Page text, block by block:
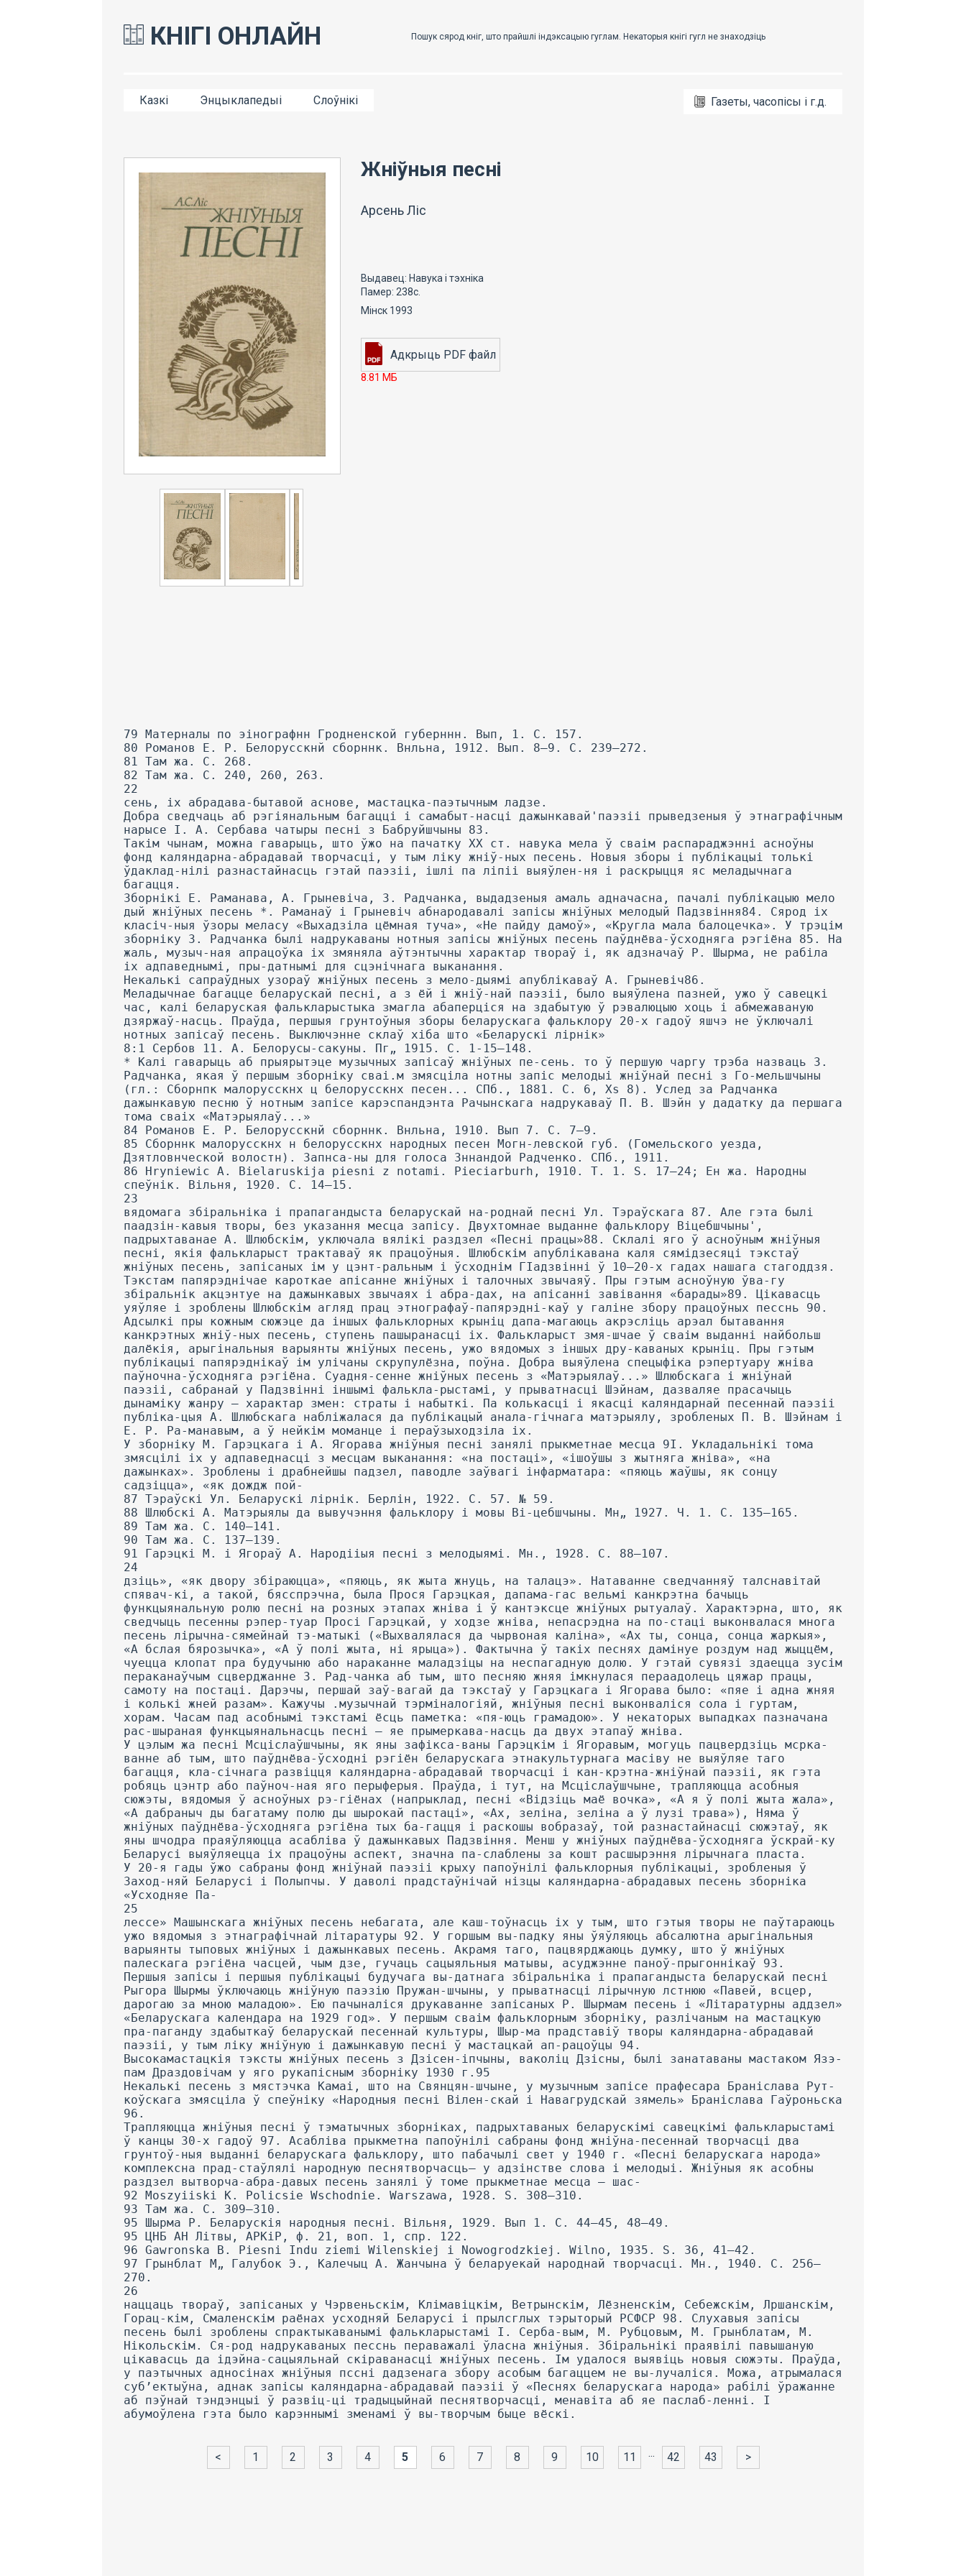
КНІГІ ОНЛАЙН
Казкі Энцыклапедыі Слоўнікі Газеты, часопісы і г.д.
Жніўныя песні
Арсень Ліс
Выдавец: Навука і тэхніка
Памер: 238с.
Мінск 1993
8.81 МБ
79 Матерналы по эінографнн Гродненской губерннн. Вып, 1. С. 157.
80 Романов Е. Р. Белорусскнй сборннк. Внльна, 1912. Вып. 8—9. С. 239—272.
81 Там жа. С. 268.
82 Там жа. С. 240, 260, 263.
22
сень, іх абрадава-бытавой аснове, мастацка-паэтычным ладзе.
Добра сведчаць аб рэгіянальным багацці і самабыт-насці дажынкавай'паэзіі прыведзеныя ў этнаграфічным
нарысе I. А. Сербава чатыры песні з Бабруйшчыны 83.
Такім чынам, можна гаварыць, што ўжо на пачатку XX ст. навука мела ў сваім распараджэнні асноўны
фонд каляндарна-абрадавай творчасці, у тым ліку жніў-ных песень. Новыя зборы і публікацыі толькі
ўдаклад-нілі разнастайнасць гэтай паэзіі, ішлі па ліпіі выяўлен-ня і раскрыцця яс меладычнага
багацця.
Зборнікі Е. Раманава, А. Грыневіча, 3. Радчанка, выдадзеныя амаль адначасна, пачалі публікацыю мело
дый жніўных песень *. Раманаў і Грыневіч абнародавалі запісы жніўных мелодый Падзвіння84. Сярод іх
класіч-ныя ўзоры меласу «Выхадзіла цёмная туча», «Не пайду дамоў», «Кругла мала балоцечка». У трэцім
зборніку 3. Радчанка былі надрукаваны нотныя запісы жніўных песень паўднёва-ўсходняга рэгіёна 85. На
жаль, музыч-ная апрацоўка іх змяняла аўтэнтычны характар твораў і, як адзначаў Р. Шырма, не рабіла
іх адпаведнымі, пры-датнымі для сцэнічнага выканання.
Некалькі сапраўдных узораў жніўных песень з мело-дыямі апублікаваў А. Грыневіч86.
Меладычнае багацце беларускай песні, а з ёй і жніў-най паэзіі, было выяўлена пазней, ужо ў савецкі
час, калі беларуская фалькларыстыка змагла абаперціся на здабытую ў рэвалюцыю хоць і абмежаваную
дзяржаў-насць. Праўда, першыя грунтоўныя зборы беларускага фальклору 20-х гадоў яшчэ не ўключалі
нотных запісаў песень. Выключэнне склаў хіба што «Беларускі лірнік»
8:1 Сербов 11. А. Белорусы-сакуны. Пг„ 1915. С. 1-15—148.
* Калі гаварыць аб прыярытэце музычных запісаў жніўных пе-сень. то ў першую чаргу трэба назваць 3.
Радчанка, якая ў першым зборніку сваі.м змясціла нотны запіс мелодыі жніўнай песні з Го-мельшчыны
(гл.: Сборнпк малорусскнх ц белорусскнх песен... СПб., 1881. С. 6, Xs 8). Услед за Радчанка
дажынкавую песню ў нотным запісе карэспандэнта Рачынскага надрукаваў П. В. Шэйн у дадатку да першага
тома сваіх «Матэрыялаў...»
84 Романов Е. Р. Белорусскнй сборннк. Внльна, 1910. Вып 7. С. 7—9.
85 Сборннк малорусскнх н белорусскнх народных песен Могн-левской губ. (Гомельского уезда,
Дзятловнческой волостн). Запнса-ны для голоса Зннандой Радченко. СПб., 1911.
86 Hryniewic A. Bielaruskija piesni z notami. Pieciarburh, 1910. T. 1. S. 17—24; Ен жа. Народны
спеўнік. Вільня, 1920. С. 14—15.
23
вядомага збіральніка і прапагандыста беларускай на-роднай песні Ул. Тэраўскага 87. Але гэта былі
паадзін-кавыя творы, без указання месца запісу. Двухтомнае выданне фальклору Віцебшчыны',
падрыхтаванае А. Шлюбскім, уключала вялікі раздзел «Песні працы»88. Склалі яго ў асноўным жніўныя
песні, якія фалькларыст трактаваў як працоўныя. Шлюбскім апублікавана каля сямідзесяці тэкстаў
жніўных песень, запісаных ім у цэнт-ральным і ўсходнім ГІадзвінні ў 10—20-х гадах нашага стагоддзя.
Тэкстам папярэднічае кароткае апісанне жніўных і талочных звычаяў. Пры гэтым асноўную ўва-гу
збіральнік акцэнтуе на дажынкавых звычаях і абра-дах, на апісанні завівання «барады»89. Цікавасць
уяўляе і зроблены Шлюбскім агляд прац этнографаў-папярэдні-каў у галіне збору працоўных песснь 90.
Адсылкі пры кожным сюжэце да іншых фальклорных крыніц дапа-магаюць акрэсліць арэал бытавання
канкрэтных жніў-ных песень, ступень пашыранасці іх. Фалькларыст змя-шчае ў сваім выданні найбольш
далёкія, арыгінальныя варыянты жніўных песень, ужо вядомых з іншых дру-каваных крыніц. Пры гэтым
публікацыі папярэднікаў ім улічаны скрупулёзна, поўна. Добра выяўлена спецыфіка рэпертуару жніва
паўночна-ўсходняга рэгіёна. Суадня-сенне жніўных песень з «Матэрыялаў...» Шлюбскага і жніўнай
паэзіі, сабранай у Падзвінні іншымі фалькла-рыстамі, у прыватнасці Шэйнам, дазваляе прасачыць
дынаміку жанру — характар змен: страты і набыткі. Па колькасці і якасці каляндарнай песеннай паэзіі
публіка-цыя А. Шлюбскага набліжалася да публікацый анала-гічнага матэрыялу, зробленых П. В. Шэйнам і
Е. Р. Ра-манавым, а ў нейкім моманце і пераўзыходзіла іх.
У зборніку М. Гарэцкага і А. Ягорава жніўныя песні занялі прыкметнае месца 9І. Укладальнікі тома
змясцілі іх у адпаведнасці з месцам выканання: «на постаці», «ішоўшы з жытняга жніва», «на
дажынках». Зроблены і драбнейшы падзел, паводле заўвагі інфарматара: «пяюць жаўшы, як сонцу
садзіцца», «як дождж пой-
87 Тэраўскі Ул. Беларускі лірнік. Берлін, 1922. С. 57. № 59.
88 Шлюбскі А. Матэрыялы да вывучэння фальклору і мовы Ві-цебшчыны. Мн„ 1927. Ч. 1. С. 135—165.
89 Там жа. С. 140—141.
90 Там жа. С. 137—139.
91 Гарэцкі М. і Ягораў А. Народііыя песні з мелодыямі. Мн., 1928. С. 88—107.
24
дзіць», «як двору збіраюцца», «пяюць, як жыта жнуць, на талацэ». Натаванне сведчанняў талснавітай
спявач-кі, а такой, бясспрэчна, была Прося Гарэцкая, дапама-гас вельмі канкрэтна бачыць
функцыянальную ролю песні на розных этапах жніва і ў кантэксце жніўных рытуалаў. Характэрна, што, як
сведчыць песенны рэпер-туар Просі Гарэцкай, у ходзе жніва, непасрэдна на по-стаці выконвалася многа
песень лірычна-сямейнай тэ-матыкі («Выхвалялася да чырвоная каліна», «Ах ты, сонца, сонца жаркыя»,
«А бслая бярозычка», «А ў полі жыта, ні ярыца»). Фактычна ў такіх песнях дамінуе роздум над жыццём,
чуецца клопат пра будучыню або нараканне маладзіцы на неспагадную долю. У гэтай сувязі здаецца зусім
пераканаўчым сцверджанне 3. Рад-чанка аб тым, што песняю жняя імкнулася пераадолець цяжар працы,
самоту на постаці. Дарэчы, першай заў-вагай да тэкстаў у Гарэцкага і Ягорава было: «пяе і адна жняя
і колькі жней разам». Кажучы .музычнай тэрміналогіяй, жніўныя песні выконваліся сола і гуртам,
хорам. Часам пад асобнымі тэкстамі ёсць паметка: «пя-юць грамадою». У некаторых выпадках пазначана
рас-шыраная функцыянальнасць песні — яе прымеркава-насць да двух этапаў жніва.
У цэлым жа песні Мсціслаўшчыны, як яны зафікса-ваны Гарэцкім і Ягоравым, могуць пацвердзіць мсрка-
ванне аб тым, што паўднёва-ўсходні рэгіён беларускага этнакультурнага масіву не выяўляе таго
багацця, кла-січнага развіцця каляндарна-абрадавай творчасці і кан-крэтна-жніўнай паэзіі, як гэта
робяць цэнтр або паўноч-ная яго перыферыя. Праўда, і тут, на Мсціслаўшчыне, трапляюцца асобныя
сюжэты, вядомыя ў асноўных рэ-гіёнах (напрыклад, песні «Відзіць маё вочка», «А я ў полі жыта жала»,
«А дабраныч ды багатаму полю ды шырокай пастаці», «Ах, зеліна, зеліна а ў лузі трава»), Няма ў
жніўных паўднёва-ўсходняга рэгіёна тых ба-гацця і раскошы вобразаў, той разнастайнасці сюжэтаў, як
яны шчодра праяўляюцца асабліва ў дажынкавых Падзвіння. Менш у жніўных паўднёва-ўсходняга ўскрай-ку
Беларусі выяўляецца іх працоўны аспект, значна па-слаблены за кошт расшырэння лірычнага пласта.
У 20-я гады ўжо сабраны фонд жніўнай паэзіі крыху папоўнілі фальклорныя публікацыі, зробленыя ў
Заход-няй Беларусі і Полыпчы. У даволі прадстаўнічай нізцы каляндарна-абрадавых песень зборніка
«Усходняе Па-
25
лессе» Машынскага жніўных песень небагата, але каш-тоўнасць іх у тым, што гэтыя творы не паўтараюць
ужо вядомыя з этнаграфічнай літаратуры 92. У горшым вы-падку яны ўяўляюць абсалютна арыгінальныя
варыянты тыповых жніўных і дажынкавых песень. Акрамя таго, пацвярджаюць думку, што ў жніўных
палескага рэгіёна часцей, чым дзе, гучаць сацыяльныя матывы, асуджэнне паноў-прыгоннікаў 93.
Першыя запісы і першыя публікацыі будучага вы-датнага збіральніка і прапагандыста беларускай песні
Рыгора Шырмы ўключаюць жніўную паэзію Пружан-шчыны, у прыватнасці лірычную лстнюю «Павей, всцер,
дарогаю за мною маладою». Ею пачыналіся друкаванне запісаных Р. Шырмам песень і «Літаратурны аддзел»
«Беларускага календара на 1929 год». У першым сваім фальклорным зборніку, разлічаным на мастацкую
пра-паганду здабыткаў беларускай песеннай культуры, Шыр-ма прадставіў творы каляндарна-абрадавай
паэзіі, у тым ліку жніўную і дажынкавую песні ў мастацкай ап-рацоўцы 94.
Высокамастацкія тэксты жніўных песень з Дзісен-іпчыны, ваколіц Дзісны, былі занатаваны мастаком Язэ-
пам Драздовічам у яго рукапісным зборніку 1930 г.95
Некалькі песень з мястэчка Камаі, што на Свянцян-шчыне, у музычным запісе прафесара Браніслава Рут-
коўскага змясціла ў спеўніку «Народныя песні Вілен-скай і Навагрудскай зямель» Браніслава Гаўроньска
96.
Трапляюцца жніўныя песні ў тэматычных зборніках, падрыхтаваных беларускімі савецкімі фалькларыстамі
ў канцы 30-х гадоў 97. Асабліва прыкметна папоўнілі сабраны фонд жніўна-песеннай творчасці два
грунтоў-ныя выданні беларускага фальклору, што пабачылі свет у 1940 г. «Песні беларускага народа»
комплексна прад-стаўлялі народную песнятворчасць— у адзінстве слова і мелодыі. Жніўныя як асобны
раздзел вытворча-абра-давых песень занялі ў томе прыкметнае месца — шас-
92 Moszyiiski К. Policsie Wschodnie. Warszawa, 1928. S. 308—310.
93 Там жа. С. 309—310.
95 Шырма Р. Беларускія народныя песні. Вільня, 1929. Вып 1. С. 44—45, 48—49.
95 ЦНБ АН Літвы, АРКіР, ф. 21, воп. 1, спр. 122.
96 Gawronska В. Piesni Indu ziemi Wilenskiej i Nowogrodzkiej. Wilno, 1935. S. 36, 41—42.
97 Грынблат M„ Галубок Э., Калечыц A. Жанчына ў беларуекай народнай творчасці. Мн., 1940. С. 256—
270.
26
наццаць твораў, запісаных у Чэрвеньскім, Клімавіцкім, Ветрынскім, Лёзненскім, Себежскім, Лршанскім,
Горац-кім, Смаленскім раёнах усходняй Беларусі і прылсглых тэрыторый РСФСР 98. Слухавыя запісы
песень былі зроблены спрактыкаванымі фалькларыстамі I. Серба-вым, М. Рубцовым, М. Грынблатам, М.
Нікольскім. Ся-род надрукаваных песснь пераважалі ўласна жніўныя. Збіральнікі праявілі павышаную
цікавасць да ідэйна-сацыяльнай скіраванасці жніўных песень. Ім удалося выявіць новыя сюжэты. Праўда,
у паэтычных адносінах жніўныя пссні дадзенага збору асобым багаццем не вы-лучаліся. Можа, атрымалася
суб’ектыўна, аднак запісы каляндарна-абрадавай паэзіі ў «Песнях беларускага народа» рабілі ўражанне
аб пэўнай тэндэнцыі ў развіц-ці традыцыйнай песнятворчасці, менавіта аб яе паслаб-ленні. I
абумоўлена гэта было карэннымі зменамі ў вы-творчым быце вёскі.
< 1 2 3 4 5 6 7 8 9 10 11 ... 42 43 >